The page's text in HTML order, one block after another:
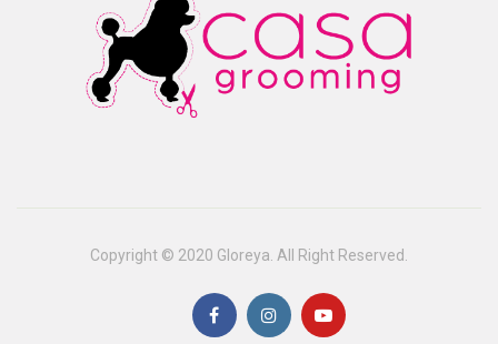
Copyright © 2020 Gloreya. All Right Reserved.